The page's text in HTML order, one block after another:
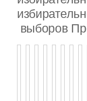
выборов